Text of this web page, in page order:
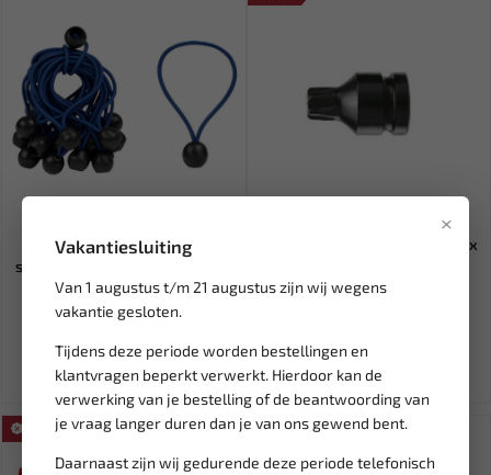
×
Vakantiesluiting
Van 1 augustus t/m 21 augustus zijn wij wegens
vakantie gesloten.
Tijdens deze periode worden bestellingen en
klantvragen beperkt verwerkt. Hierdoor kan de
verwerking van je bestelling of de beantwoording van
je vraag langer duren dan je van ons gewend bent.
Daarnaast zijn wij gedurende deze periode telefonisch
LB TOOLS zeilspanners
spanelastiek 16cm tot 30cm l...
9,95
FORCE 1/2" Kracht bit dop Torx
SALE!